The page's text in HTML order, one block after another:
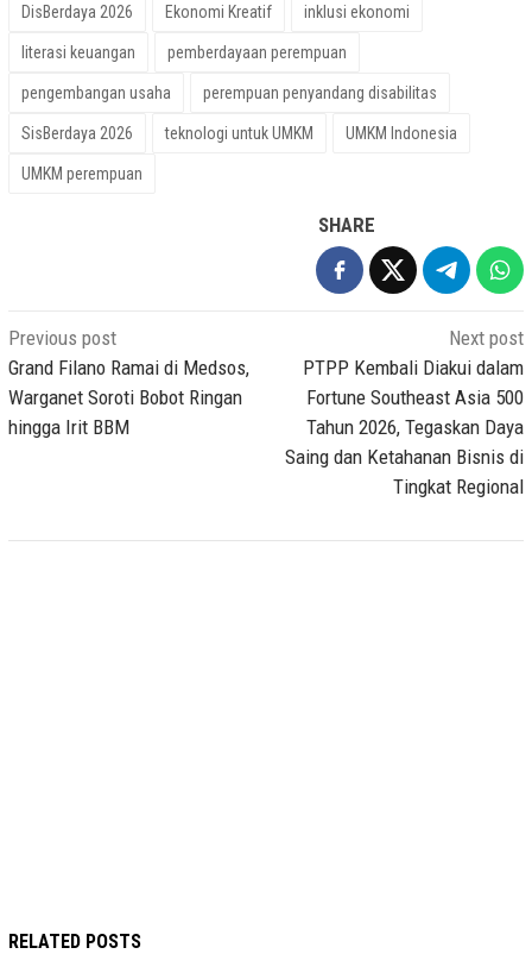
DisBerdaya 2026 Ekonomi Kreatif inklusi ekonomi
literasi keuangan pemberdayaan perempuan
pengembangan usaha perempuan penyandang disabilitas
SisBerdaya 2026 teknologi untuk UMKM UMKM Indonesia
UMKM perempuan
SHARE
Post
navigation
Previous post
Grand Filano Ramai di Medsos,
Warganet Soroti Bobot Ringan
hingga Irit BBM
Next post
PTPP Kembali Diakui dalam
Fortune Southeast Asia 500
Tahun 2026, Tegaskan Daya
Saing dan Ketahanan Bisnis di
Tingkat Regional
RELATED POSTS